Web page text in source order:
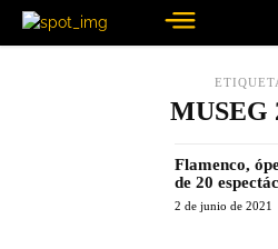
MUSEG
Flamenco,
de 20
2 de junio de 2021